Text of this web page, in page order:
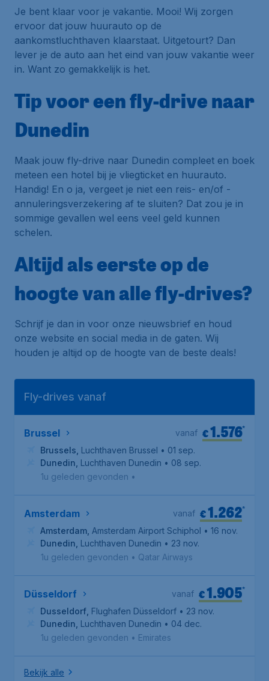
Je bent klaar voor je vakantie. Mooi! Wij zorgen
ervoor dat jouw huurauto op de
aankomstluchthaven klaarstaat. Uitgetourt? Dan
lever je de auto aan het eind van jouw vakantie weer
in. Want zo gemakkelijk is het.
Tip voor een fly-drive naar
Dunedin
Maak jouw fly-drive naar Dunedin compleet en boek
meteen een hotel bij je vliegticket en huurauto.
Handig! En o ja, vergeet je niet een reis- en/of -
annuleringsverzekering af te sluiten? Dat zou je in
sommige gevallen wel eens veel geld kunnen
schelen.
Altijd als eerste op de
hoogte van alle fly-drives?
Schrijf je dan in voor onze nieuwsbrief en houd
onze website en social media in de gaten. Wij
houden je altijd op de hoogte van de beste deals!
Fly-drives vanaf
Brussel €1.576*
vanaf
Brussels Luchthaven Brussel • 01 sep.
Dunedin Luchthaven Dunedin • 08 sep.
1u geleden gevonden •
Amsterdam €1.262*
vanaf
Amsterdam Amsterdam Airport Schiphol • 16 nov.
Dunedin Luchthaven Dunedin • 23 nov.
1u geleden gevonden • Qatar Airways
Düsseldorf €1.905*
vanaf
Dusseldorf Flughafen Düsseldorf • 23 nov.
Dunedin Luchthaven Dunedin • 04 dec.
1u geleden gevonden • Emirates
Bekijk alle